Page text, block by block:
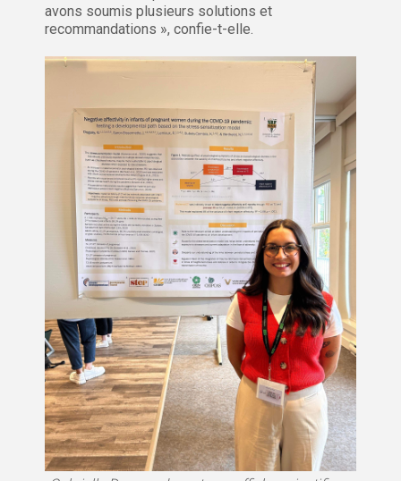
avons soumis plusieurs solutions et
recommandations », confie-t-elle.